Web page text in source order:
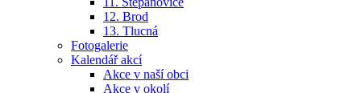
12. Brod
13. Tlucná
Fotogalerie
Kalendář akcí
Akce v naší obci
Akce v okolí